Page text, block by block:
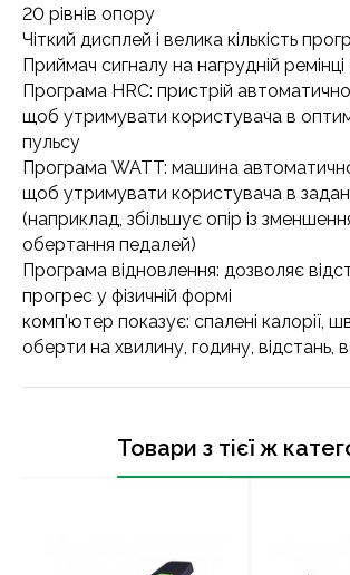
20 рівнів опору
Чіткий дисплей і велика кількість
Приймач сигналу на нагрудній ремінці
Програма HRC: пристрій
щоб утримувати користувача в
пульсу
Програма WATT: машина
щоб утримувати користувача в
(наприклад, збільшує опір із
обертання педалей)
Програма відновлення: дозволяє
прогрес у фізичній формі
комп'ютер показує: спалені калорії,
оберти на хвилину, годину, відстань,
Товари з тієї ж